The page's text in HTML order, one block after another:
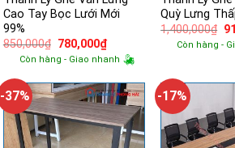
Cao Tay Bọc Lưới Mới
99%
850,000₫ Giá
gốc
là:
780,000₫Giá
hiện
tại
780,000₫.
Còn hàng - Giao nhanh
Quỳ Lưng
1,400,000₫
là:
Còn hàng -
-37% -17%